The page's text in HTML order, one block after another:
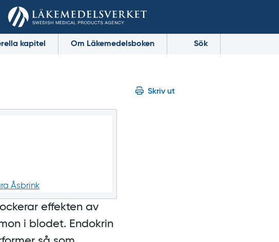
kapitel Om Läkemedelsboken Sök
Skriv ut
Åsbrink
effekten av
i blodet. Endokrin